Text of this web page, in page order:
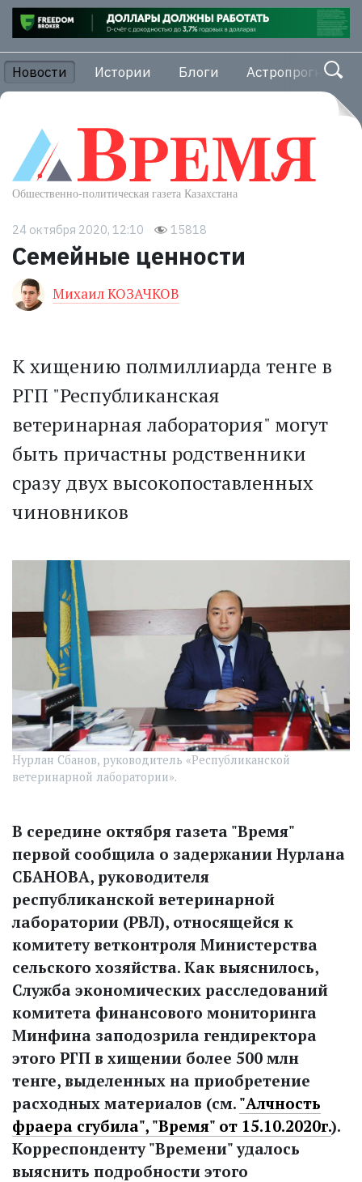
Новости Истории Блоги Астропрогноз
24 октября 2020, 12:10 15818
Семейные ценности
Михаил КОЗАЧКОВ
К хищению полмиллиарда тенге в
РГП "Республиканская
ветеринарная лаборатория" могут
быть причастны родственники
сразу двух высокопоставленных
чиновников
Нурлан Сбанов, руководитель «Республиканской
ветеринарной лаборатории».
В середине октября газета "Время"
первой сообщила о задержании Нурлана
СБАНОВА, руководителя
республиканской ветеринарной
лаборатории (РВЛ), относящейся к
комитету ветконтроля Министерства
сельского хозяйства. Как выяснилось,
Служба экономических расследований
комитета финансового мониторинга
Минфина заподозрила гендиректора
этого РГП в хищении более 500 млн
тенге, выделенных на приобретение
расходных материалов (см. "Алчность
фраера сгубила", "Время" от 15.10.2020г.).
Корреспонденту "Времени" удалось
выяснить подробности этого